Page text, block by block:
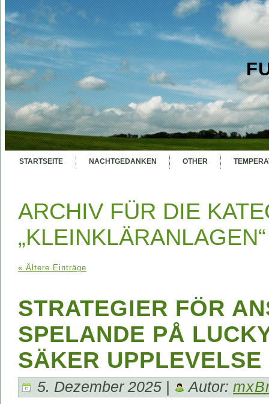
STARTSEITE NACHTGEDANKEN OTHER
ARCHIV FÜR DIE
„KLEINKLÄRANLAGEN“
« Ältere Einträge
STRATEGIER FÖR
SPELANDE PÅ
SÄKER UPPLEVELSE
5. Dezember 2025 | Autor: